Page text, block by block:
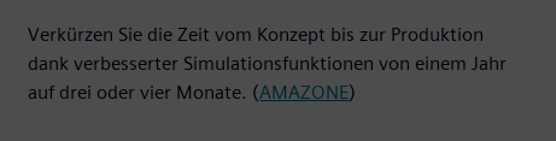
Verkürzen Sie die Zeit vom Konzept bis zur Produktion
dank verbesserter Simulationsfunktionen von einem Jahr
auf drei oder vier Monate. (AMAZONE)